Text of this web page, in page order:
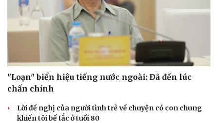
"Loạn" biển hiệu tiếng nước ngoài: Đã đến lúc
chấn chỉnh
Lời đề nghị của người tình trẻ về chuyện có con chung
khiến tôi bế tắc ở tuổi 80